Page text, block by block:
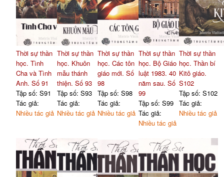
Thời sự thần
học. Tình
Cha và Tình
Anh. Số 91
Tập số: S91
Tác giả:
Nhiều tác giả
Thời sự thần
học. Khuôn
mẫu thánh
thiện. Số 93
Tập số: S93
Tác giả:
Nhiều tác giả
Thời sự thần
học. Các tôn
giáo mới. Số
98
Tập số: S98
Tác giả:
Nhiều tác giả
Thời sự thần
học. Bộ Giáo
luật 1983. 40
năm sau. Số
99
Tập số: S99
Tác giả:
Nhiều tác giả
Thời sự thần
học. Thần bí
Kitô giáo.
S102
Tập số: S102
Tác giả:
Nhiều tác giả